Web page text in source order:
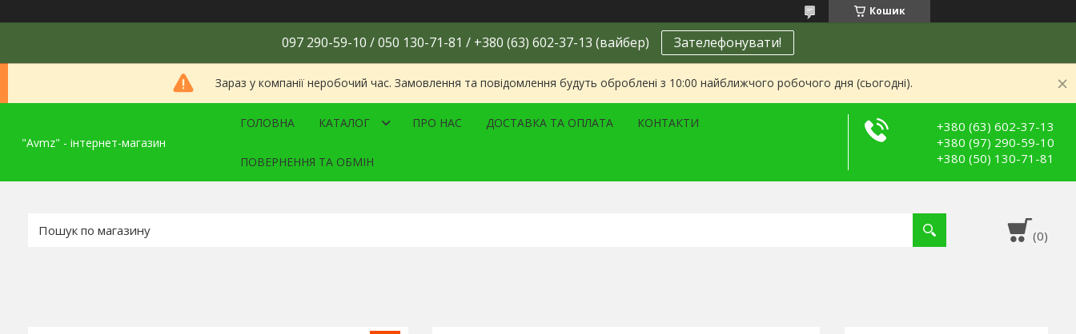
Кошик
097 290-59-10 / 050 130-71-81 / +380 (63) 602-37-13 (вайбер) Зателефонувати!
Зараз у компанії неробочий час. Замовлення та повідомлення будуть оброблені з 10:00 найближчого робочого дня (сьогодні).
"Avmz" - інтернет-магазин
ГОЛОВНА КАТАЛОГ ПРО НАС ДОСТАВКА ТА ОПЛАТА КОНТАКТИ
ПОВЕРНЕННЯ ТА ОБМІН
+380 (63) 602-37-13
+380 (97) 290-59-10
+380 (50) 130-71-81